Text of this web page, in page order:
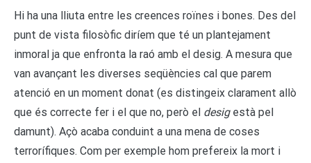
Hi ha una lliuta entre les creences roïnes i bones. Des del
punt de vista filosòfic diríem que té un plantejament
inmoral ja que enfronta la raó amb el desig. A mesura que
van avançant les diverses seqüències cal que parem
atenció en un moment donat (es distingeix clarament allò
que és correcte fer i el que no, però el desig està pel
damunt). Açò acaba conduint a una mena de coses
terrorífiques. Com per exemple hom prefereix la mort i